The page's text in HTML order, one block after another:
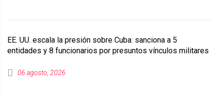
EE. UU. escala la presión sobre Cuba: sanciona a 5
entidades y 8 funcionarios por presuntos vínculos militares
06 agosto, 2026